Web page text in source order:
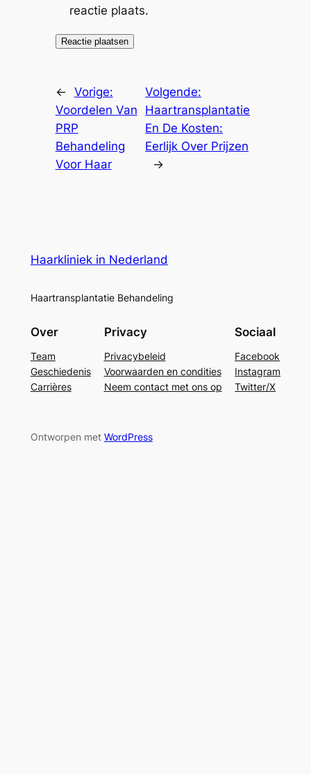
reactie plaats.
← Vorige:
Voordelen Van
PRP
Behandeling
Voor Haar
Volgende:
Haartransplantatie
En De Kosten:
Eerlijk Over Prijzen
→
Haarkliniek in Nederland
Haartransplantatie Behandeling
Over
Team
Geschiedenis
Carrières
Privacy
Privacybeleid
Voorwaarden en condities
Neem contact met ons op
Sociaal
Facebook
Instagram
Twitter/X
Ontworpen met WordPress